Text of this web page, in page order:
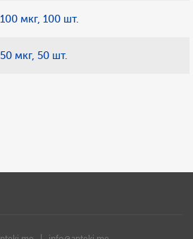
мкг, 100 шт.
мкг, 50 шт.